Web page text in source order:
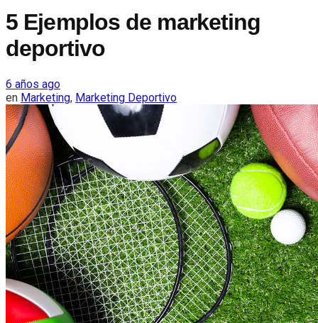
5 Ejemplos de marketing
deportivo
6 años ago
en Marketing, Marketing Deportivo